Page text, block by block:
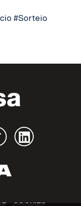
#Sorteio
TikTokLinkedin